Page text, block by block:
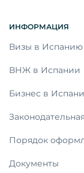
ИНФОРМАЦИЯ
Визы в Испанию
ВНЖ в Испании
Бизнес в
Порядок
Документы